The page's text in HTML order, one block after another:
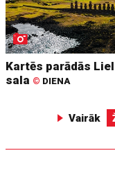
Kartēs parādās
sala © DIENA
Vairāk